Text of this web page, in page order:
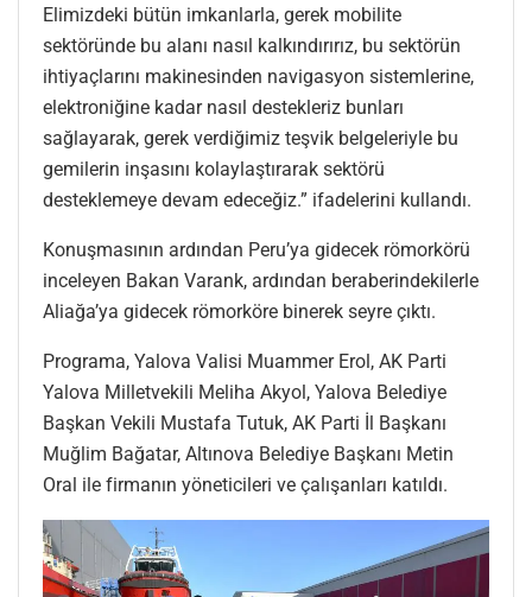
Elimizdeki bütün imkanlarla, gerek mobilite
sektöründe bu alanı nasıl kalkındırırız, bu sektörün
ihtiyaçlarını makinesinden navigasyon sistemlerine,
elektroniğine kadar nasıl destekleriz bunları
sağlayarak, gerek verdiğimiz teşvik belgeleriyle bu
gemilerin inşasını kolaylaştırarak sektörü
desteklemeye devam edeceğiz.” ifadelerini kullandı.
Konuşmasının ardından Peru’ya gidecek römorkörü
inceleyen Bakan Varank, ardından beraberindekilerle
Aliağa’ya gidecek römorköre binerek seyre çıktı.
Programa, Yalova Valisi Muammer Erol, AK Parti
Yalova Milletvekili Meliha Akyol, Yalova Belediye
Başkan Vekili Mustafa Tutuk, AK Parti İl Başkanı
Muğlim Bağatar, Altınova Belediye Başkanı Metin
Oral ile firmanın yöneticileri ve çalışanları katıldı.